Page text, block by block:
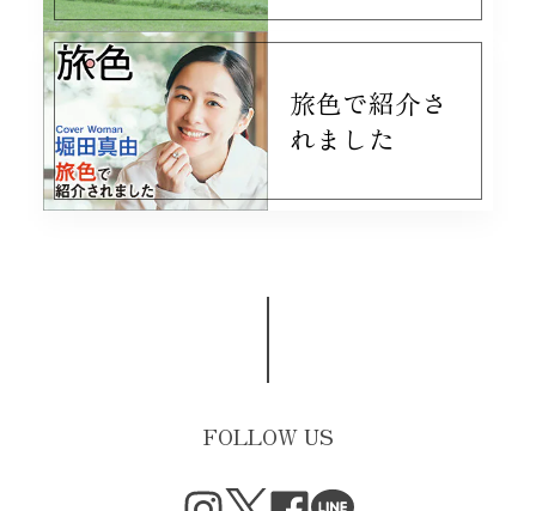
旅色で紹介さ
れました
FOLLOW US